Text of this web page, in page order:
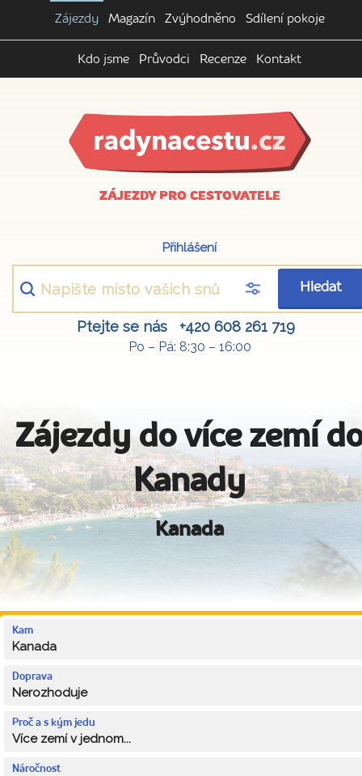
Zájezdy Magazín Zvýhodněno Sdílení pokoje
Kdo jsme Průvodci Recenze Kontakt
ZÁJEZDY PRO CESTOVATELE
Přihlášení
Hledat
Ptejte se nás +420 608 261 719
Po – Pá: 8:30 – 16:00
Zájezdy do více zemí
Kanady
Kanada
Kam
Kanada
Doprava
Nerozhoduje
Proč a s kým jedu
Více zemí v jednom...
Náročnost